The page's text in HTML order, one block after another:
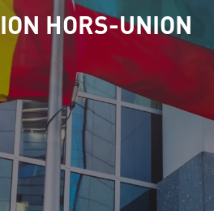
HORS-UNION